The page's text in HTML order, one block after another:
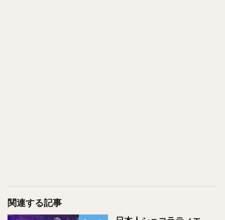
関連する記事